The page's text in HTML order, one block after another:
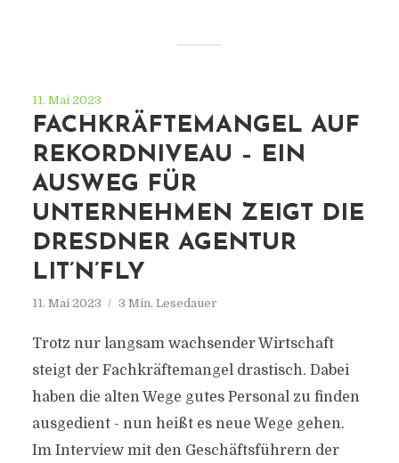
11. Mai 2023
FACHKRÄFTEMANGEL AUF
REKORDNIVEAU – EIN
AUSWEG FÜR
UNTERNEHMEN ZEIGT DIE
DRESDNER AGENTUR
LIT’N’FLY
11. Mai 2023 3 Min. Lesedauer
Trotz nur langsam wachsender Wirtschaft
steigt der Fachkräftemangel drastisch. Dabei
haben die alten Wege gutes Personal zu finden
ausgedient - nun heißt es neue Wege gehen.
Im Interview mit den Geschäftsführern der